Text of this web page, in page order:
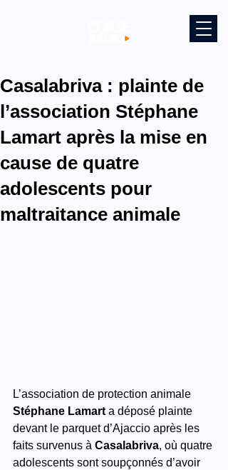
Casalabriva : plainte de
l’association Stéphane
Lamart après la mise en
cause de quatre
adolescents pour
maltraitance animale
L’association de protection animale
Stéphane Lamart a déposé plainte
devant le parquet d’Ajaccio après les
faits survenus à Casalabriva, où quatre
adolescents sont soupçonnés d’avoir